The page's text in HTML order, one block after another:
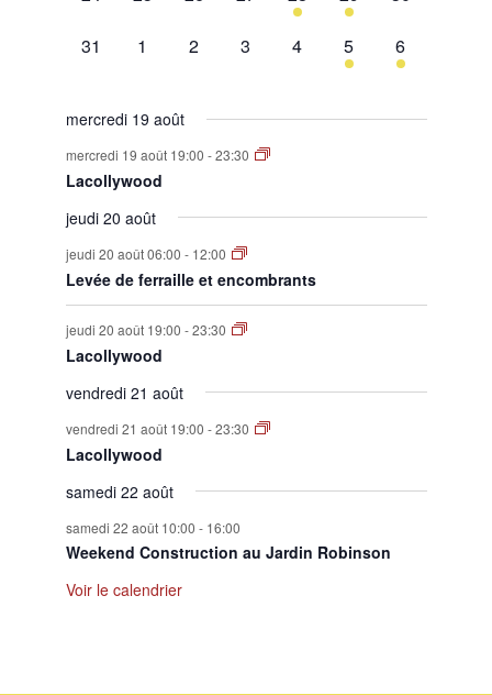
évènement,évènement,évènement,
0
31
0
1
0
2
0
3
0
évènement,
4
1
évènement,
5
1
évènement,
6
mercredi 19 août
mercredi 19 août 19:00 -23:30
Lacollywood
jeudi 20 août
jeudi 20 août 06:00 - 12:00
Levée de ferraille et encombrants
jeudi 20 août 19:00 -23:30
Lacollywood
vendredi 21 août
vendredi 21 août 19:00 -23:30
Lacollywood
samedi 22 août
samedi 22 août 10:00 - 16:00
Weekend Construction au Jardin Robinson
Voir le calendrier